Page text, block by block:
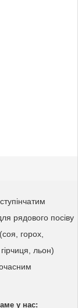
рядового посіву
горох,
льон)
у нас: